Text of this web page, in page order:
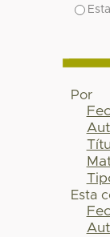
Por
Esta